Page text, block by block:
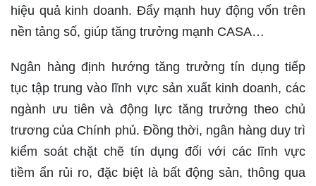
hiệu quả kinh doanh. Đẩy mạnh huy động vốn trên
nền tảng số, giúp tăng trưởng mạnh CASA…
Ngân hàng định hướng tăng trưởng tín dụng tiếp
tục tập trung vào lĩnh vực sản xuất kinh doanh, các
ngành ưu tiên và động lực tăng trưởng theo chủ
trương của Chính phủ. Đồng thời, ngân hàng duy trì
kiểm soát chặt chẽ tín dụng đối với các lĩnh vực
tiềm ẩn rủi ro, đặc biệt là bất động sản, thông qua